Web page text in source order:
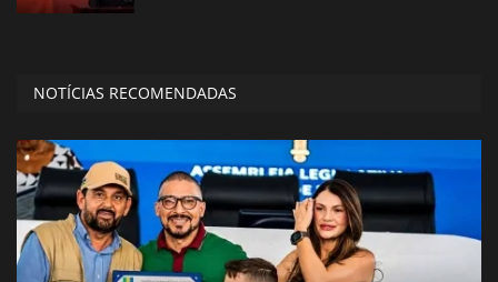
NOTÍCIAS RECOMENDADAS